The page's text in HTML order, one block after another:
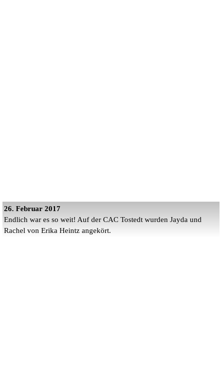
26. Februar 2017
Endlich war es so weit! Auf der CAC Tostedt wurden Jayda und
Rachel von Erika Heintz angekört.